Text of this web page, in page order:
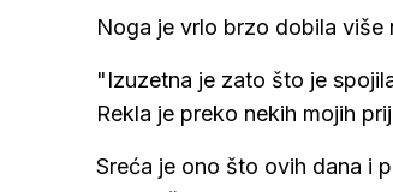
Noga je vrlo brzo dobila više
"Izuzetna je zato što je
Rekla je preko nekih mojih
Sreća je ono što ovih dana i